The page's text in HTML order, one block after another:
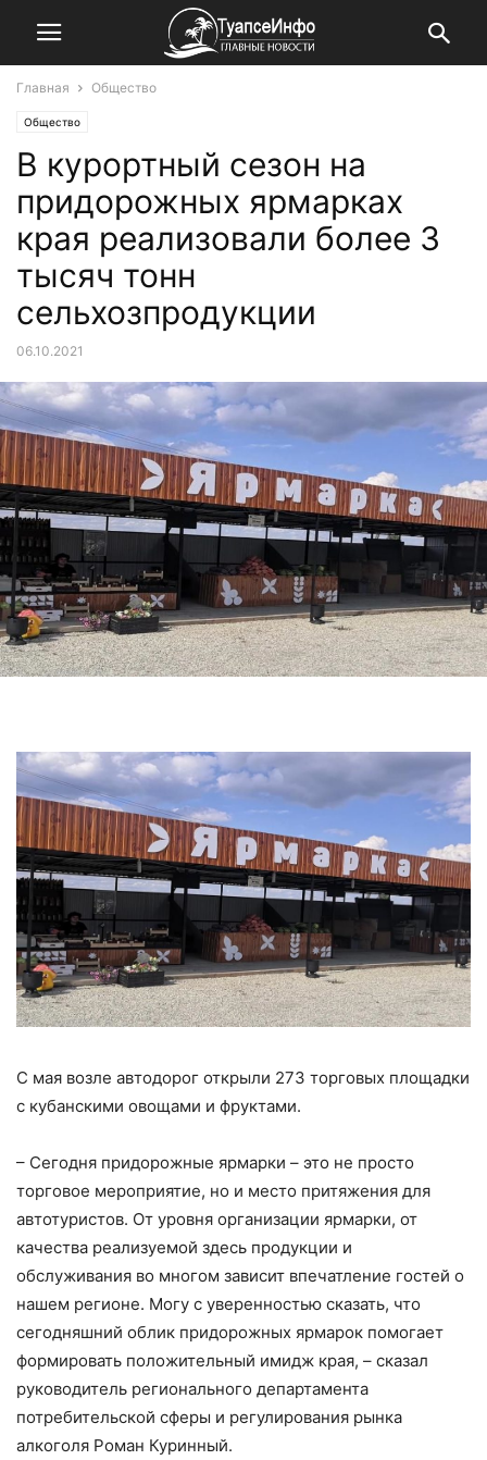
Главная Общество
Общество
В курортный сезон на
придорожных ярмарках
края реализовали более 3
тысяч тонн
сельхозпродукции
06.10.2021
С мая возле автодорог открыли 273 торговых площадки
с кубанскими овощами и фруктами.
– Сегодня придорожные ярмарки – это не просто
торговое мероприятие, но и место притяжения для
автотуристов. От уровня организации ярмарки, от
качества реализуемой здесь продукции и
обслуживания во многом зависит впечатление гостей о
нашем регионе. Могу с уверенностью сказать, что
сегодняшний облик придорожных ярмарок помогает
формировать положительный имидж края, – сказал
руководитель регионального департамента
потребительской сферы и регулирования рынка
алкоголя Роман Куринный.